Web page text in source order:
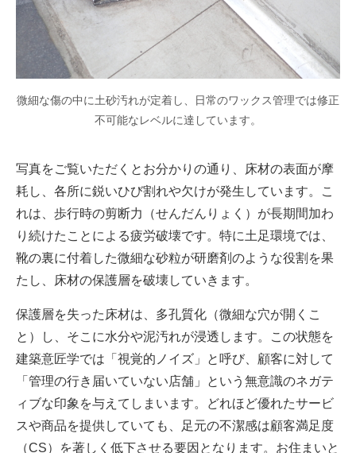
微細な傷の中に土砂汚れが定着し、日常のワックス管理では修正
不可能なレベルに達しています。
写真をご覧いただくとお分かりの通り、床材の表面が摩
耗し、各所に鋭いひび割れや欠けが発生しています。こ
れは、歩行時の剪断力（せんだんりょく）が長期間加わ
り続けたことによる疲労破壊です。特に土足環境では、
靴の裏に付着した微細な砂粒が研磨剤のような役割を果
たし、床材の保護層を破壊していきます。
保護層を失った床材は、多孔質化（微細な穴が開くこ
と）し、そこに水分や泥汚れが浸透します。この状態を
建築意匠学では「視覚的ノイズ」と呼び、顧客に対して
「管理の行き届いていない店舗」という無意識のネガテ
ィブな印象を与えてしまいます。どれほど優れたサービ
スや商品を提供していても、足元の不潔感は顧客満足度
（CS）を著しく低下させる要因となります。お住まいと